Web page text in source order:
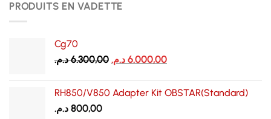
PRODUITS EN VADETTE
Cg70
6.300,00 د.م.
Le
était :
6.000,00 د.م.
Le
est :
RH850/V850 Adapter Kit OBSTAR(Standard)
800,00 د.م.